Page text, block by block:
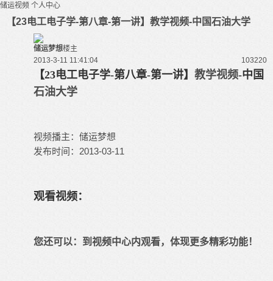
储运视频 个人中心
【23电工电子学-第八章-第一讲】教学视频-中国石油大学
储运梦想楼主
2013-3-11 11:41:04
103220
【23电工电子学-第八章-第一讲】 教学视频-中国
石油大学
视频播主：储运梦想
发布时间：2013-03-11
观看视频：
您还可以： 到视频中心内观看，体现更多精彩功能！